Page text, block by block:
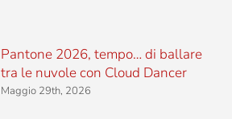
Pantone 2026, tempo… di ballare
tra le nuvole con Cloud Dancer
Maggio 29th, 2026